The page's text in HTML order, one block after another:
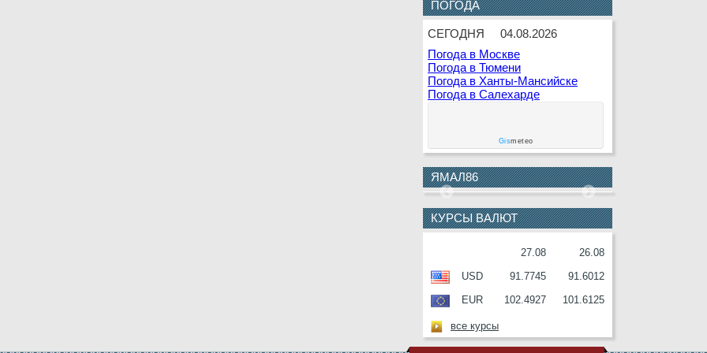
8 АВГУСТА К.В.Белкин
9 АВГУСТА Г.Г.Кашлева
10
АВГУСТА
В.Ф.Гаращенко
10
В.И.Соболев
АВГУСТА
Е.О.Дремов
11
АВГУСТА
П.Н.Завальный
12
АВГУСТА
Г.С.Букринская
О.М.Серафин
АВГУСТА
13
АВГУСТА
А.П.Анисимов
ПОГОДА
СЕГОДНЯ
04.08.2026
Погода в Москве
Погода в Тюмени
Погода в Ханты-Мансийске
Погода в Салехарде
Gismeteo
ЯМАЛ86
КУРСЫ ВАЛЮТ
27.08 26.08
USD 91.7745 91.6012
EUR 102.4927 101.6125
все курсы